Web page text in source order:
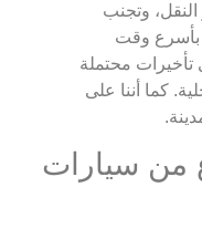
وتجنب
بأسرع وقت
محتملة
كما أننا على
من سيارات